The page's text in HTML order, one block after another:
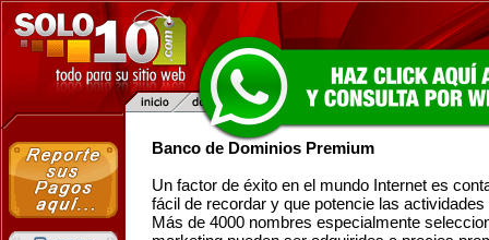
Banco de Dominios Premium
Un factor de éxito en el mundo Internet es
fácil de recordar y que potencie las
Más de 4000 nombres especialmente